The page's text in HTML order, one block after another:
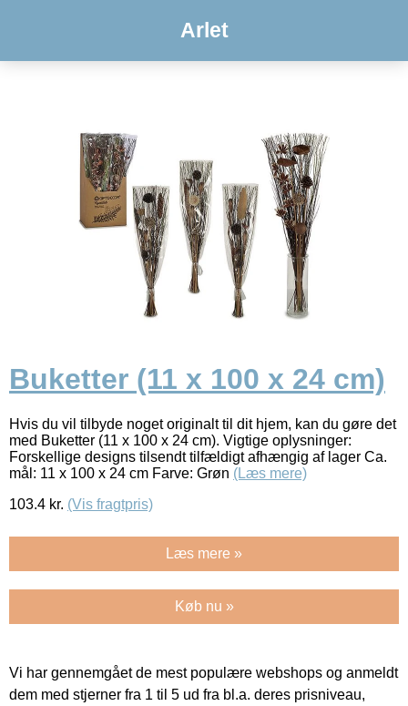
Arlet
Buketter (11 x 100 x 24 cm)
Hvis du vil tilbyde noget originalt til dit hjem, kan du gøre det
med Buketter (11 x 100 x 24 cm). Vigtige oplysninger:
Forskellige designs tilsendt tilfældigt afhængig af lager Ca.
mål: 11 x 100 x 24 cm Farve: Grøn (Læs mere)
103.4 kr. (Vis fragtpris)
Læs mere »
Køb nu »
Vi har gennemgået de mest populære webshops og anmeldt
dem med stjerner fra 1 til 5 ud fra bl.a. deres prisniveau,